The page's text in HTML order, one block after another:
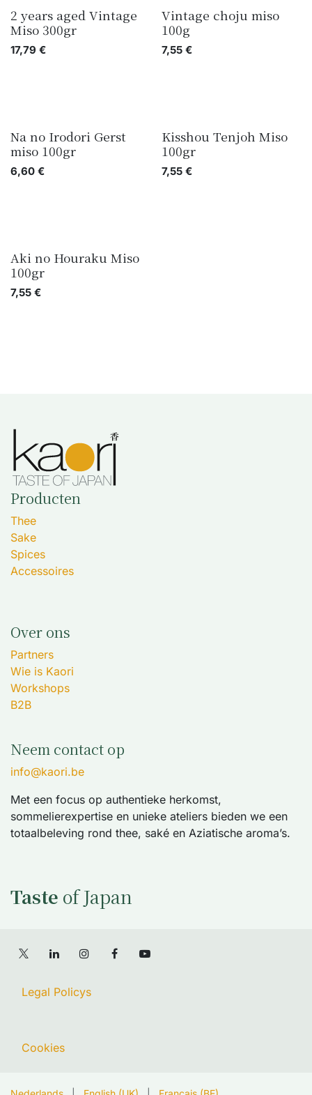
2 years aged Vintage
Miso 300gr
17,79 €
Nieuw!
Vintage choju miso
100g
7,55€
Nieuw!
Na no Irodori Gerst
miso 100gr
6,60 €
Nieuw!
Kisshou Tenjoh Miso
100gr
7,55€
Nieuw!
Aki no Houraku Miso
100gr
7,55 €
Producten
Thee
Sake
Spices
Accessoires
Over ons
Partners
Wie is Kaori
Workshops
B2B
Neem contact op
info@kaori.be
Met een focus op authentieke herkomst,
sommelierexpertise en unieke ateliers bieden we een
totaalbeleving rond thee, saké en Aziatische aroma’s.
Taste of Japan
Legal Policys
Cookies